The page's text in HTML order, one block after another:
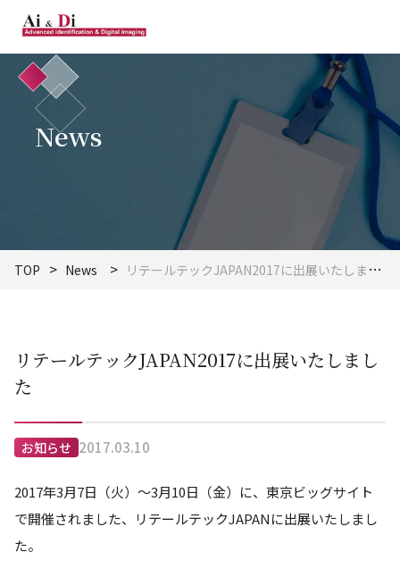
News
TOP News リテールテックJAPAN2017に出展いたしました
リテールテックJAPAN2017に出展いたしまし
た
お知らせ 2017.03.10
2017年3月7日（火）～3月10日（金）に、東京ビッグサイト
で開催されました、リテールテックJAPANに出展いたしまし
た。